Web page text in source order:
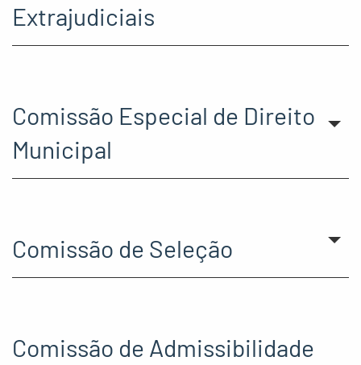
Extrajudiciais
Comissão Especial de Direito
Municipal
Comissão de Seleção
Comissão de Admissibilidade